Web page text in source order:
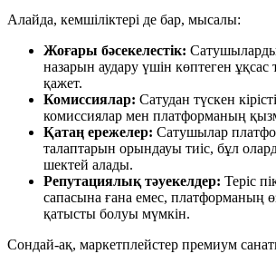
Алайда, кемшіліктері де бар, мысалы:
Жоғары бәсекелестік:
назарын аудару үшін көптеген ұқсас
қажет.
Комиссиялар: Сатудан түскен
комиссиялар мен платформаның
Қатаң ережелер: Сатушылар
талаптарын орындауы тиіс, бұл
шектей алады.
Репутациялық тәуекелдер: Теріс
сапасына ғана емес, платформаның
қатысты болуы мүмкін.
Сондай-ақ, маркетплейстер премиум